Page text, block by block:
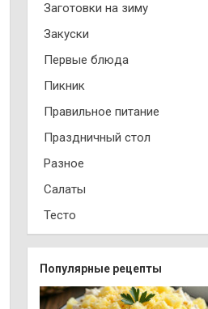
Заготовки на зиму
Закуски
Первые блюда
Пикник
Правильное питание
Праздничный стол
Разное
Салаты
Тесто
Популярные рецепты